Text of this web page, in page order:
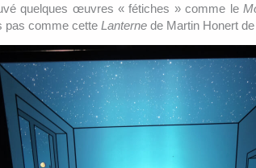
quelques œuvres « fétiches » comme le
pas comme cette Lanterne de Martin Honert